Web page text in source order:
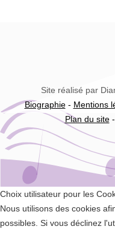
Site réalisé par
Biographie- Mentions
Plan du site-
Choix utilisateur pour les
Nous utilisons des cookies
possibles. Si vous déclinez